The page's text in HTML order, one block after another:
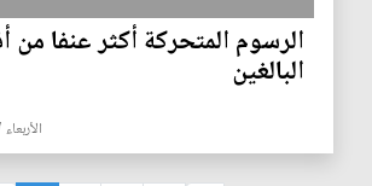
الرسوم المتحركة أكثر عنفا من
البالغين
الأربعاء 17 كانون الأول 2014